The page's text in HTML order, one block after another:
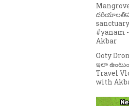
#yanam
Akbar
Ooty
ఇలా
Travel
with